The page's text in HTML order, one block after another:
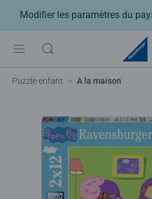
Modifier les paramètres du
Puzzle enfant A la maison